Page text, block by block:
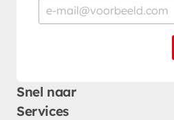
Snel naar
Services